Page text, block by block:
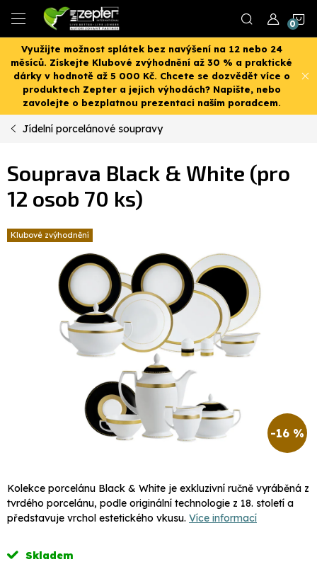
obsah
Využijte možnost splátek bez navýšení na 12 nebo 24
měsíců. Získejte Klubové zvýhodnění až 30 % a praktické
dárky v hodnotě až 5 000 Kč. Chcete se dozvědět více o
produktech Zepter a jejich výhodách? Napište, nebo
zavolejte o bezplatnou prezentaci naším poradcem.
Jídelní porcelánové soupravy
Souprava Black & White (pro
12 osob 70 ks)
Klubové zvýhodnění
-16 %
Kolekce porcelánu Black & White je exkluzivní ručně vyráběná z
tvrdého porcelánu, podle originální technologie z 18. století a
představuje vrchol estetického vkusu. Více informací
Skladem